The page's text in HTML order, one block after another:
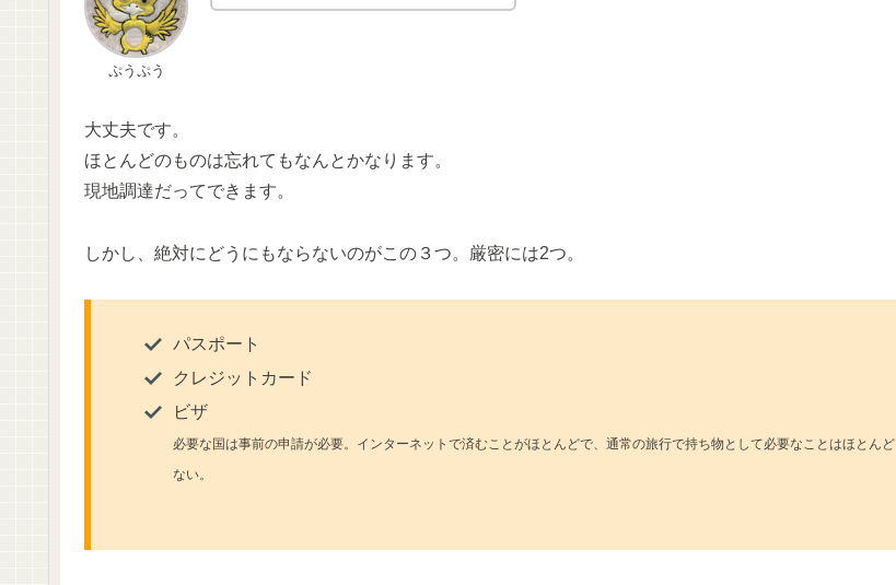
ぷうぷう
大丈夫です。
ほとんどのものは忘れてもなんとかなります。
現地調達だってできます。
しかし、絶対にどうにもならないのがこの３つ。厳密には2つ。
パスポート
クレジットカード
ビザ
必要な国は事前の申請が必要。インターネットで済むことがほとんどで、通常の旅行で持ち物として必要なことはほとんど
ない。